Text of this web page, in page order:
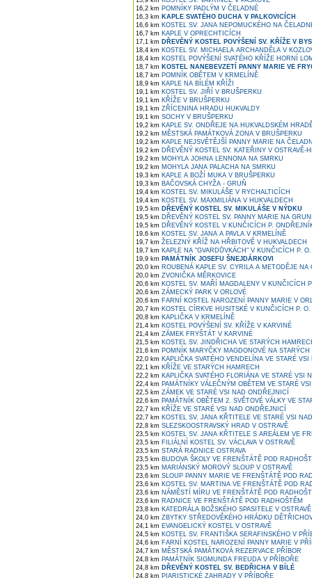
16,2 km POMNÍKY PADLÝM V ČELADNÉ
16,3 km KAPLE SVATÉHO DUCHA V PALKOVICÍCH
16,6 km KOSTEL SV. JANA NEPOMUCKÉHO NA
16,7 km KAPLE V OPRECHTICÍCH
17,1 km DŘEVĚNÝ KOSTEL POVÝŠENÍ SV. KŘÍŽE V
18,4 km KOSTEL SV. MICHAELA ARCHANDĚLA V
18,4 km KOSTEL POVÝŠENÍ SVATÉHO KŘÍŽE HORNÍ
18,7 km KOSTEL NANEBEVZETÍ PANNY MARIE VE
18,7 km POMNÍK OBĚTEM V KRMELÍNĚ
18,9 km KAPLE NA BÍLÉM KŘÍŽI
19,1 km KOSTEL SV. JIŘÍ V BRUŠPERKU
19,1 km KŘÍŽE V BRUŠPERKU
19,1 km ZŘÍCENINA HRADU HUKVALDY
19,1 km SOCHY V BRUŠPERKU
19,2 km KAPLE SV. ONDŘEJE NA HUKVALDSKÉM
19,2 km MĚSTSKÁ PAMÁTKOVÁ ZONA V BRUŠPERKU
19,2 km KAPLE NEJSVĚTĚJŠÍ PANNY MARIE NA
19,2 km DŘEVĚNÝ KOSTEL SV. KATEŘINY V OSTRAVĚ-
19,2 km MOHYLA JOHNA LENNONA NA SMRKU
19,2 km MOHYLA JANA PALACHA NA SMRKU
19,3 km KAPLE A BOŽÍ MUKA V BRUŠPERKU
19,3 km BAČOVSKÁ CHYŽA - GRUŇ
19,4 km KOSTEL SV. MIKULÁŠE V RYCHALTICÍCH
19,4 km KOSTEL SV. MAXMILIÁNA V HUKVALDECH
19,5 km DŘEVĚNÝ KOSTEL SV. MIKULÁŠE V NÝDKU
19,5 km DŘEVĚNÝ KOSTEL SV. PANNY MARIE NA
19,5 km DŘEVĚNÝ KOSTEL V KUNČICÍCH P.
19,6 km KOSTEL SV. JANA A PAVLA V KRMELÍNĚ
19,7 km ŽELEZNÝ KŘÍŽ NA HŘBITOVĚ V HUKVALDECH
19,7 km KAPLE NA "GVARDŮVKÁCH" V KUNČICÍCH P. O.
19,9 km PAMÁTNÍK JOSEFU ŠNEJDÁRKOVI
20,0 km ROUBENÁ KAPLE SV. CYRILA A METODĚJE NA
20,0 km ZVONIČKA MĚRKOVICE
20,6 km KOSTEL SV. MAŘÍ MAGDALENY V KUNČICÍCH
20,6 km ZÁMECKÝ PARK V ORLOVÉ
20,6 km FARNÍ KOSTEL NAROZENÍ PANNY MARIE V
20,7 km KOSTEL CÍRKVE HUSITSKÉ V KUNČICÍCH P. O.
20,8 km KAPLIČKA V KRMELÍNĚ
21,4 km KOSTEL POVÝŠENÍ SV. KŘÍŽE V KARVINÉ
21,4 km ZÁMEK FRYŠTÁT V KARVINÉ
21,5 km KOSTEL SV. JINDŘICHA VE STARÝCH
21,6 km POMNÍK MARYČKY MAGDONOVÉ NA
22,0 km KAPLIČKA SVATÉHO VENDELÍNA VE STARÉ
22,1 km KŘÍŽE VE STARÝCH HAMRECH
22,2 km KAPLIČKA SVATÉHO FLORIÁNA VE STARÉ VSI
22,4 km PAMÁTNÍKY VÁLEČNÝM OBĚTEM VE STARÉ
22,5 km ZÁMEK VE STARÉ VSI NAD ONDŘEJNICÍ
22,6 km PAMÁTNÍK OBĚTEM 2. SVĚTOVÉ VÁLKY VE
22,7 km KŘÍŽE VE STARÉ VSI NAD ONDŘEJNICÍ
22,7 km KOSTEL SV. JANA KŘTITELE VE STARÉ VSI
22,8 km SLEZSKOOSTRAVSKÝ HRAD V OSTRAVĚ
23,5 km KOSTEL SV. JANA KŘTITELE S AREÁLEM VE
23,5 km FILIÁLNÍ KOSTEL SV. VÁCLAVA V OSTRAVĚ
23,5 km STARÁ RADNICE OSTRAVA
23,5 km BUDOVA ŠKOLY VE FRENŠTÁTĚ POD
23,5 km MARIÁNSKÝ MOROVÝ SLOUP V OSTRAVĚ
23,6 km SLOUP PANNY MARIE VE FRENŠTÁTĚ POD
23,6 km KOSTEL SV. MARTINA VE FRENŠTÁTĚ POD
23,6 km NÁMĚSTÍ MÍRU VE FRENŠTÁTĚ POD
23,6 km RADNICE VE FRENŠTÁTĚ POD RADHOŠTĚM
23,8 km KATEDRÁLA BOŽSKÉHO SPASITELE V OSTRAVĚ
24,0 km ZBYTKY STŘEDOVĚKÉHO HRÁDKU
24,1 km EVANGELICKÝ KOSTEL V OSTRAVĚ
24,5 km KOSTEL SV. FRANTIŠKA SERAFINSKÉHO V
24,6 km FARNÍ KOSTEL NAROZENÍ PANNY MARIE V
24,7 km MĚSTSKÁ PAMÁTKOVÁ REZERVACE PŘÍBOR
24,8 km PAMÁTNÍK SIGMUNDA FREUDA V PŘÍBOŘE
24,8 km DŘEVĚNÝ KOSTEL SV. BEDŘICHA V BÍLÉ
24,8 km PIARISTICKÉ ZAHRADY V PŘÍBOŘE